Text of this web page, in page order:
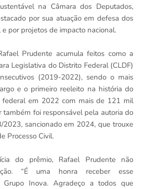
na Câmara dos Deputados,
por sua atuação em defesa dos
por projetos de impacto nacional.
Prudente acumula feitos como a
Legislativa do Distrito Federal (CLDF)
(2019-2022), sendo o mais
e o primeiro reeleito na história do
federal em 2022 com mais de 121 mil
também foi responsável pela autoria do
2023, sancionado em 2024, que trouxe
Processo Civil.
do prêmio, Rafael Prudente não
“É uma honra receber esse
Grupo Inova. Agradeço a todos que